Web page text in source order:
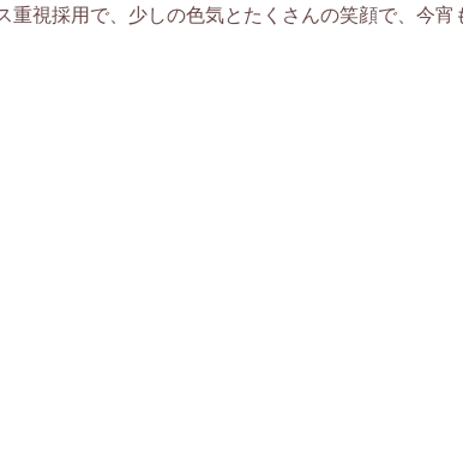
重視採用で、 少しの色気とたくさんの笑顔で、今宵